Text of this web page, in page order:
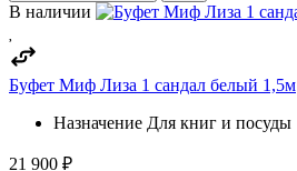
В наличии
Буфет Миф Лиза 1 сандал белый 1,5м
Назначение Для книг и посуды
21 900 ₽